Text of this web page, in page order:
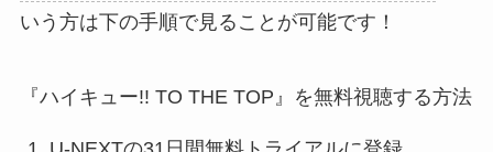
いう方は下の手順で見ることが可能です！
『ハイキュー!! TO THE TOP』を無料視聴する方法